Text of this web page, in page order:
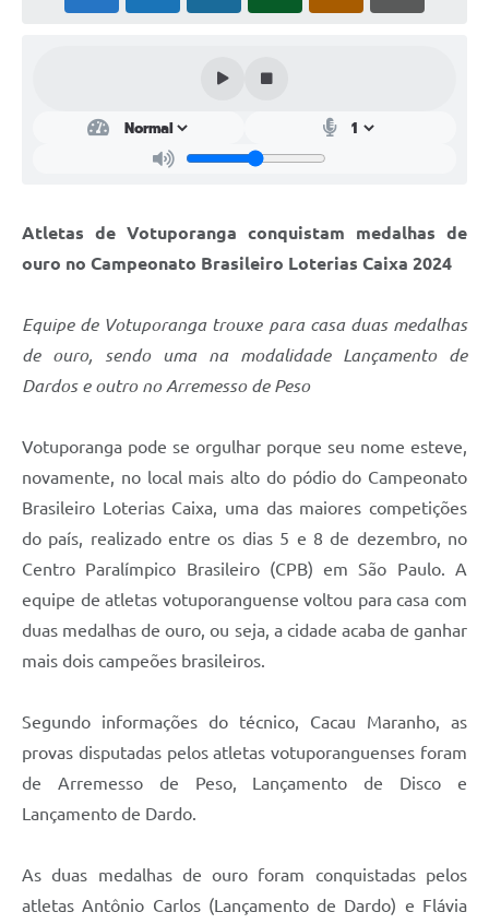
Atletas de Votuporanga conquistam medalhas de
ouro no Campeonato Brasileiro Loterias Caixa 2024
Equipe de Votuporanga trouxe para casa duas medalhas
de ouro, sendo uma na modalidade Lançamento de
Dardos e outro no Arremesso de Peso
Votuporanga pode se orgulhar porque seu nome esteve,
novamente, no local mais alto do pódio do Campeonato
Brasileiro Loterias Caixa, uma das maiores competições
do país, realizado entre os dias 5 e 8 de dezembro, no
Centro Paralímpico Brasileiro (CPB) em São Paulo. A
equipe de atletas votuporanguense voltou para casa com
duas medalhas de ouro, ou seja, a cidade acaba de ganhar
mais dois campeões brasileiros.
Segundo informações do técnico, Cacau Maranho, as
provas disputadas pelos atletas votuporanguenses foram
de Arremesso de Peso, Lançamento de Disco e
Lançamento de Dardo.
As duas medalhas de ouro foram conquistadas pelos
atletas Antônio Carlos (Lançamento de Dardo) e Flávia